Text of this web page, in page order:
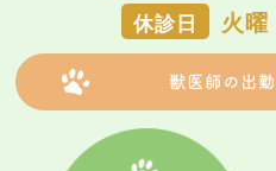
休診日 火
獣医師の出